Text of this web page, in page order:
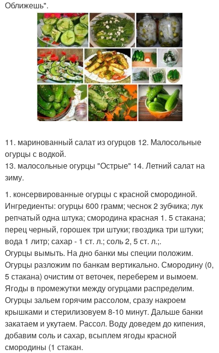
Оближешь".
11. маринованный салат из огурцов 12. Малосольные
огурцы с водкой.
13. малосольные огурцы "Острые" 14. Летний салат на
зиму.
1. консервированные огурцы с красной смородиной.
Ингредиенты: огурцы 600 грамм; чеснок 2 зубчика; лук
репчатый одна штука; смородина красная 1. 5 стакана;
перец черный, горошек три штуки; гвоздика три штуки;
вода 1 литр; сахар - 1 ст. л.; соль 2, 5 ст. л.;.
Огурцы вымыть. На дно банки мы специи положим.
Огурцы разложим по банкам вертикально. Смородину (0,
5 стакана) очистим от веточек, переберем и вымоем.
Ягоды в промежутки между огурцами распределим.
Огурцы зальем горячим рассолом, сразу накроем
крышками и стерилизовуем 8-10 минут. Дальше банки
закатаем и укутаем. Рассол. Воду доведем до кипения,
добавим соль и сахар, всыплем ягоды красной
смородины (1 стакан.